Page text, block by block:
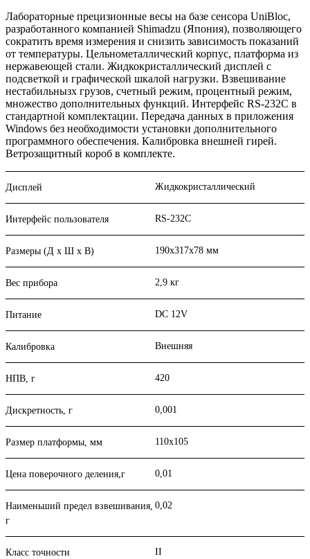
Лабораторные прецизионные весы на базе сенсора UniBloc,
разработанного компанией Shimadzu (Япония), позволяющего
сократить время измерения и снизить зависимость показаний
от температуры. Цельнометаллический корпус, платформа из
нержавеющей стали. Жидкокристаллический дисплей с
подсветкой и графической шкалой нагрузки. Взвешивание
нестабильнызх грузов, счетный режим, процентный режим,
множество дополнительных функций. Интерфейс RS-232С в
стандартной комплектации. Передача данных в приложения
Windows без необходимости установки дополнительного
программного обеспечения. Калибровка внешней гирей.
Ветрозащитный короб в комплекте.
Дисплей Жидкокристаллический
Интерфейс пользователя RS-232C
Размеры (Д х Ш х В) 190х317х78 мм
Вес прибора 2,9 кг
Питание DC 12V
Калибровка Внешняя
НПВ, г 420
Дискретность, г 0,001
Размер платформы, мм 110х105
Цена поверочного деления,г 0,01
Наименьший предел взвешивания,
г
0,02
Класс точности II